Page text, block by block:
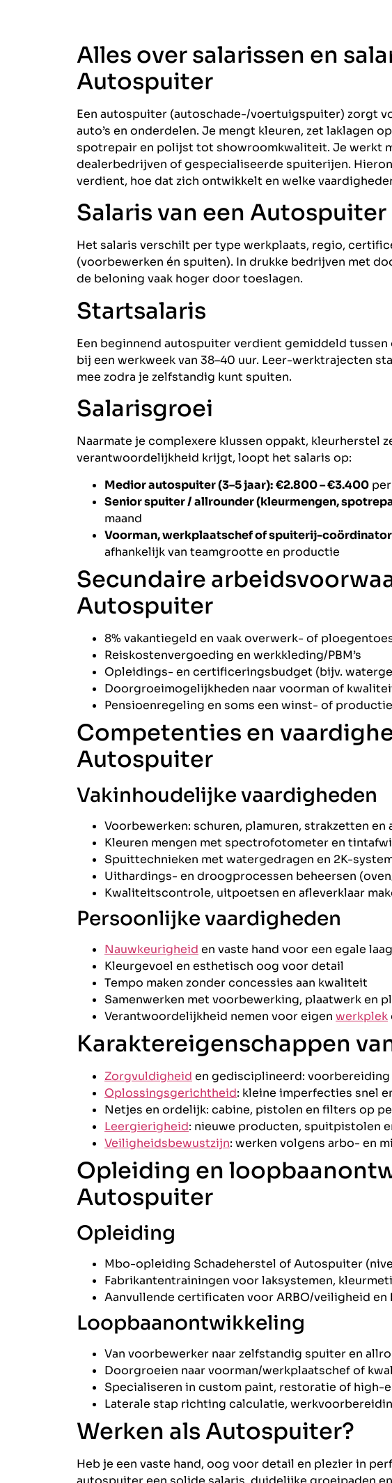
Alles over salarissen en
Autospuiter
Een autospuiter (autoschade-/voertuigspuiter) zorgt
auto’s en onderdelen. Je mengt kleuren, zet laklagen
spotrepair en polijst tot showroomkwaliteit. Je werkt
dealerbedrijven of gespecialiseerde spuiterijen.
verdient, hoe dat zich ontwikkelt en welke
Salaris van een Autospuiter
Het salaris verschilt per type werkplaats, regio,
(voorbewerken én spuiten). In drukke bedrijven met
de beloning vaak hoger door toeslagen.
Startsalaris
Een beginnend autospuiter verdient gemiddeld tussen
bij een werkweek van 38–40 uur. Leer-werktrajecten
mee zodra je zelfstandig kunt spuiten.
Salarisgroei
Naarmate je complexere klussen oppakt, kleurherstel
verantwoordelijkheid krijgt, loopt het salaris op:
Medior autospuiter (3–5 jaar):€2.800 – €3.400
Senior spuiter / allrounder (kleurmengen,
maand
Voorman, werkplaatschef of spuiterij-
afhankelijk van teamgrootte en productie
Secundaire
Autospuiter
8% vakantiegeld en vaak overwerk- of
Reiskostenvergoeding en werkkleding/PBM’s
Opleidings- en certificeringsbudget (bijv.
Doorgroeimogelijkheden naar voorman of
Pensioenregeling en soms een winst- of
Competenties en
Autospuiter
Vakinhoudelijke vaardigheden
Voorbewerken: schuren, plamuren, strakzetten en
Kleuren mengen met spectrofotometer en
Spuittechnieken met watergedragen en 2K-
Uithardings- en droogprocessen beheersen
Kwaliteitscontrole, uitpoetsen en afleverklaar
Persoonlijke vaardigheden
Nauwkeurigheid en vaste hand voor een egale
Kleurgevoel en esthetisch oog voor detail
Tempo maken zonder concessies aan kwaliteit
Samenwerken met voorbewerking, plaatwerk en
Verantwoordelijkheid nemen voor eigen werkplek
Karaktereigenschappen
Zorgvuldigheid en gedisciplineerd: voorbereiding
Oplossingsgerichtheid: kleine imperfecties snel
Netjes en ordelijk: cabine, pistolen en filters op
Leergierigheid: nieuwe producten, spuitpistolen
Veiligheidsbewustzijn: werken volgens arbo- en
Opleiding en
Autospuiter
Opleiding
Mbo-opleiding Schadeherstel of Autospuiter
Fabrikantentrainingen voor laksystemen,
Aanvullende certificaten voor ARBO/veiligheid
Loopbaanontwikkeling
Van voorbewerker naar zelfstandig spuiter en
Doorgroeien naar voorman/werkplaatschef of
Specialiseren in custom paint, restoratie of high-
Laterale stap richting calculatie,
Werken als Autospuiter?
Heb je een vaste hand, oog voor detail en plezier in